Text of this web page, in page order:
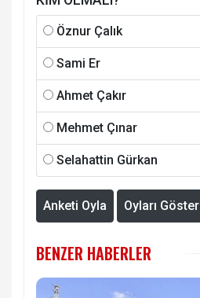
Öznur Çalık
Sami Er
Ahmet Çakır
Mehmet Çınar
Selahattin Gürkan
Anketi Oyla Oyları Göster
BENZER HABERLER